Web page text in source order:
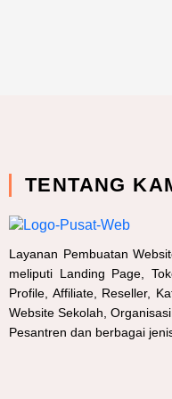
TENTANG
Layanan Pembuatan
meliputi Landing Page,
Profile, Affiliate, Reseller,
Website Sekolah,
Pesantren dan berbagai